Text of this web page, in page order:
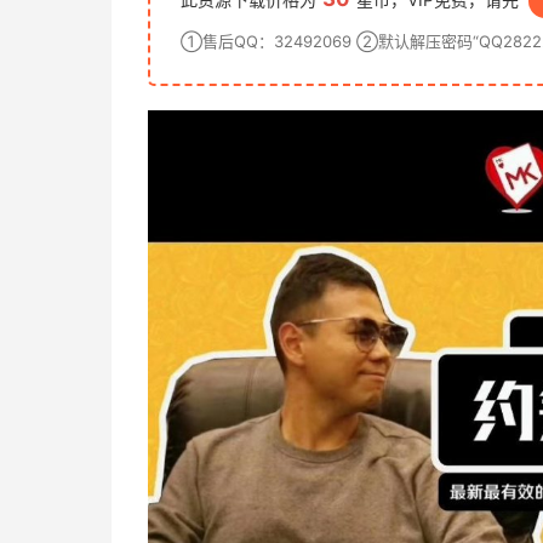
①售后QQ：32492069 ②默认解压密码